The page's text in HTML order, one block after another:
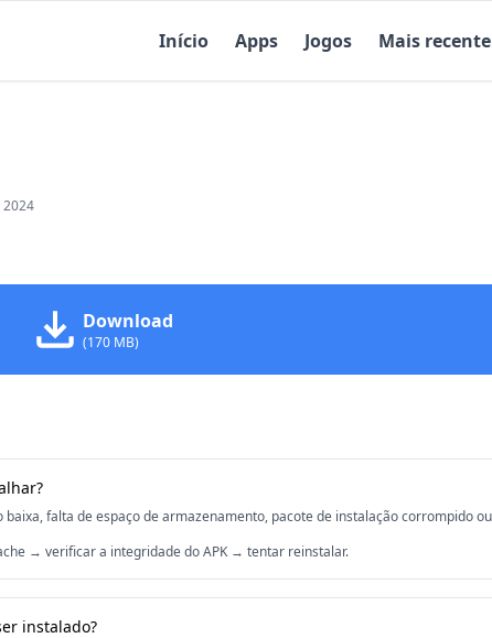
Início Apps Jogos Mais recente
2024
Download
(170 MB)
falta de espaço de armazenamento, pacote de instalação corrompido ou
→ verificar a integridade do APK → tentar reinstalar.
instalado?